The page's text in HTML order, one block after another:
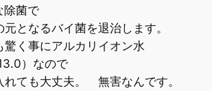
菌で
なるバイ菌を退治します。
事にアルカリイオン水
）なので
も大丈夫。 無害なんです。